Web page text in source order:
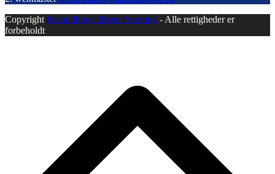
Copyright Kalundborg Idræts Forening - Alle rettigheder er
forbeholdt